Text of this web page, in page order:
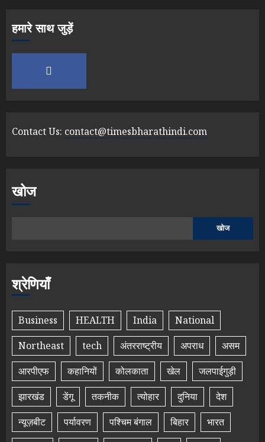
हमारे साथ जुड़ें
Contact Us: contact@timesbharathindi.com
खोज
खोज
श्रेणियाँ
Business HEALTH India
National
Northeast
tech अंतरराष्ट्रीय अपराध
असम
आरपीएफ
कहानियों कोलकाता खेल
जलपाईगुड़ी
झारखंड
डेंगू तकनीक त्योहार दुनिया
देश
न्यूज़बीट
पर्यावरण पश्चिम बंगाल बिहार
भारत